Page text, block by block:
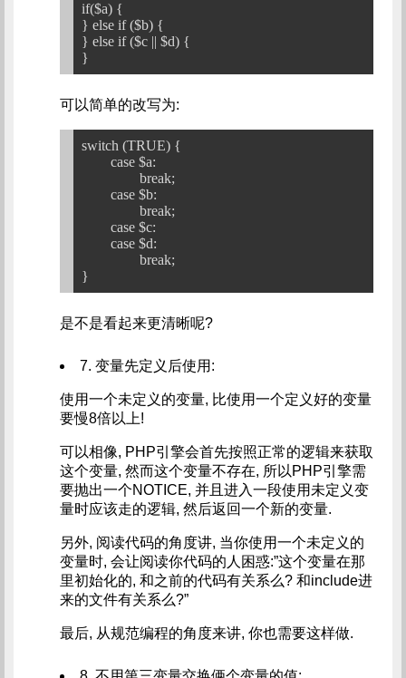
if($a) {
} else if ($b) {
} else if ($c || $d) {
可以简单的改写为:
switch (TRUE) {
是不是看起来更清晰呢?
7. 变量先定义后使用:
使用一个未定义的变量, 比使用一个定义好的变量
要慢8倍以上!
可以相像, PHP引擎会首先按照正常的逻辑来获取
这个变量, 然而这个变量不存在, 所以PHP引擎需
要抛出一个NOTICE, 并且进入一段使用未定义变
量时应该走的逻辑, 然后返回一个新的变量.
另外, 阅读代码的角度讲, 当你使用一个未定义的
变量时, 会让阅读你代码的人困惑:”这个变量在那
里初始化的, 和之前的代码有关系么? 和include进
来的文件有关系么?”
最后, 从规范编程的角度来讲, 你也需要这样做.